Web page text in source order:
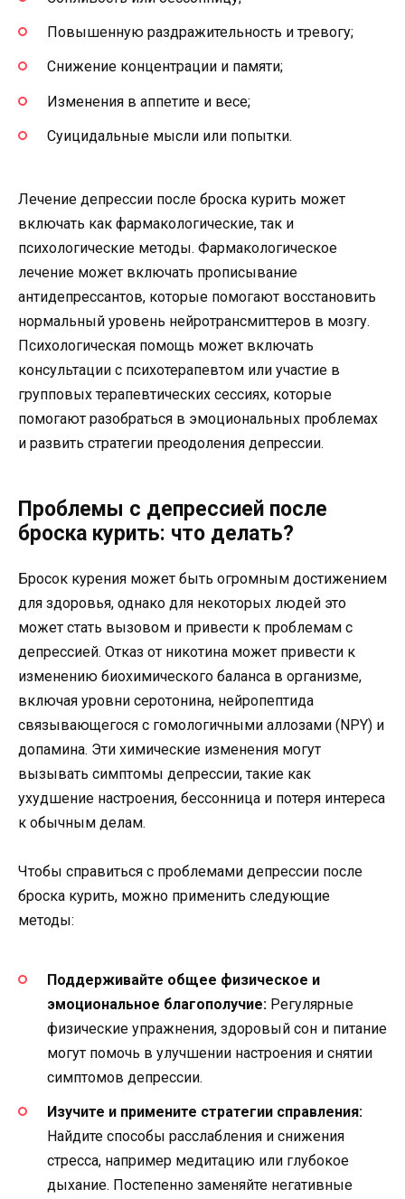
Повышенную раздражительность и тревогу;
Снижение концентрации и памяти;
Изменения в аппетите и весе;
Суицидальные мысли или попытки.
Лечение депрессии после броска курить может
включать как фармакологические, так и
психологические методы. Фармакологическое
лечение может включать прописывание
антидепрессантов, которые помогают восстановить
нормальный уровень нейротрансмиттеров в мозгу.
Психологическая помощь может включать
консультации с психотерапевтом или участие в
групповых терапевтических сессиях, которые
помогают разобраться в эмоциональных проблемах
и развить стратегии преодоления депрессии.
Проблемы с депрессией после
броска курить: что делать?
Бросок курения может быть огромным достижением
для здоровья, однако для некоторых людей это
может стать вызовом и привести к проблемам с
депрессией. Отказ от никотина может привести к
изменению биохимического баланса в организме,
включая уровни серотонина, нейропептида
связывающегося с гомологичными аллозами (NPY) и
допамина. Эти химические изменения могут
вызывать симптомы депрессии, такие как
ухудшение настроения, бессонница и потеря интереса
к обычным делам.
Чтобы справиться с проблемами депрессии после
броска курить, можно применить следующие
методы:
Поддерживайте общее физическое и
эмоциональное благополучие: Регулярные
физические упражнения, здоровый сон и питание
могут помочь в улучшении настроения и снятии
симптомов депрессии.
Изучите и примените стратегии справления:
Найдите способы расслабления и снижения
стресса, например медитацию или глубокое
дыхание. Постепенно заменяйте негативные